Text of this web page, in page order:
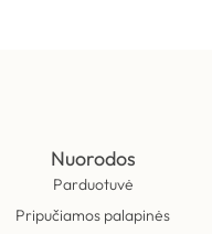
Nuorodos
Parduotuvė
Pripučiamos palapinės